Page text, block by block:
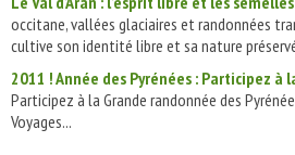
occitane, vallées glaciaires et randonnées
cultive son identité libre et sa nature
2011 ! Année des Pyrénées : Participez à
Participez à la Grande randonnée des
Voyages...